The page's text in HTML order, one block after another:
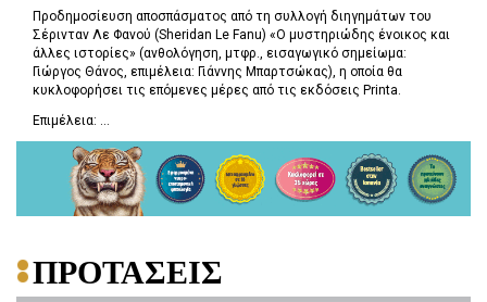
Προδημοσίευση αποσπάσματος από τη συλλογή διηγημάτων του
Σέρινταν Λε Φανού (Sheridan Le Fanu) «Ο μυστηριώδης ένοικος και
άλλες ιστορίες» (ανθολόγηση, μτφρ., εισαγωγικό σημείωμα:
Γιώργος Θάνος, επιμέλεια: Γιάννης Μπαρτσώκας), η οποία θα
κυκλοφορήσει τις επόμενες μέρες από τις εκδόσεις Printa.
Επιμέλεια: ...
ΠΡΟΤΑΣΕΙΣ